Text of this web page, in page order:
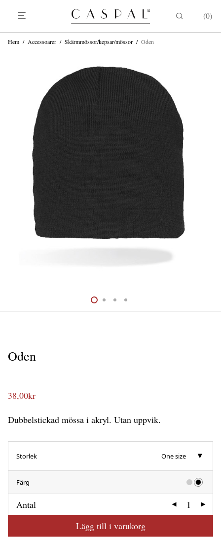
0
Hem / Accessoarer / Skärmmössor/kepsar/mössor / Oden
Oden
38,00kr
Dubbelstickad mössa i akryl. Utan uppvik.
Storlek One size
Färg
Antal
Lägg till i varukorg